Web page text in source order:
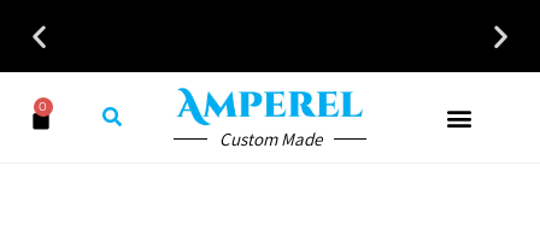
לקבלת ייעוץ חינם חייגו עכשיו - 058-7401300
Custom Made
0